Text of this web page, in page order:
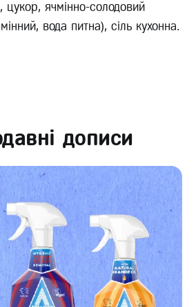
цукор, ячмінно-солодовий
вода питна), сіль кухонна.
дописи